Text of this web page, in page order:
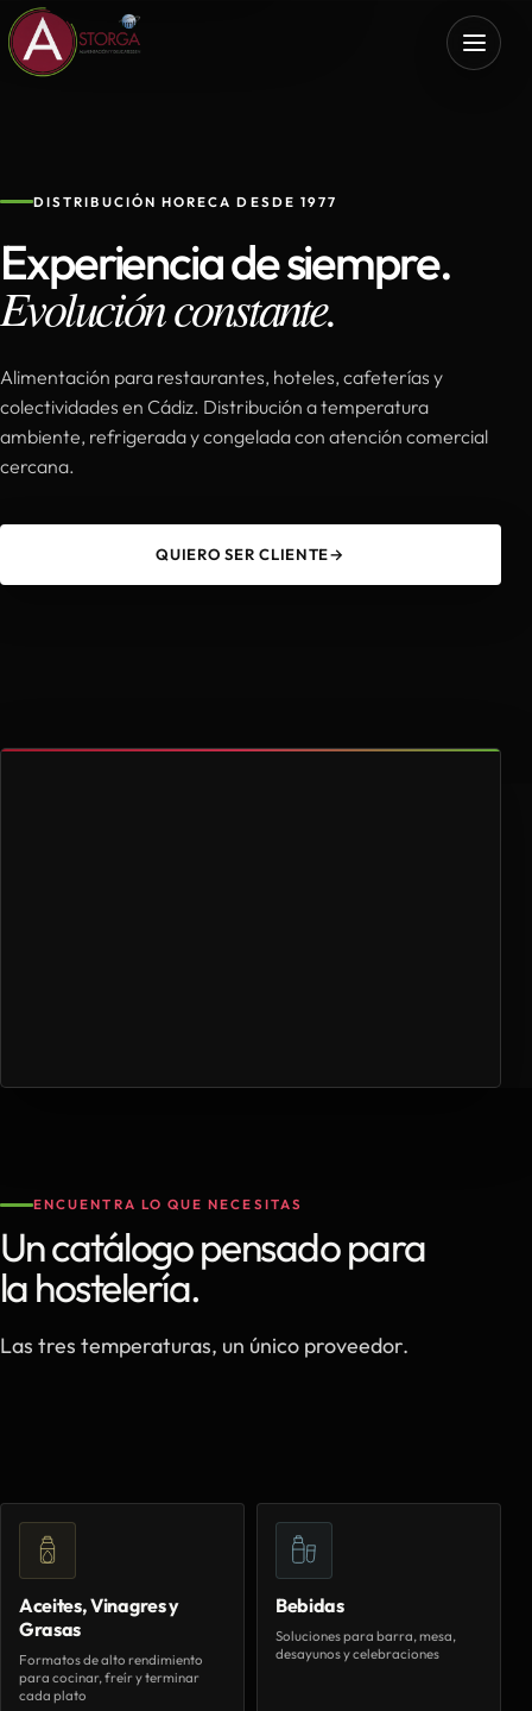
DISTRIBUCIÓN HORECA DESDE 1977
Experiencia de siempre.
Evolución constante.
Alimentación para restaurantes, hoteles, cafeterías y
colectividades en Cádiz. Distribución a temperatura
ambiente, refrigerada y congelada con atención comercial
cercana.
QUIERO SER CLIENTE→
ENCUENTRA LO QUE NECESITAS
Un catálogo pensado para
la hostelería.
Las tres temperaturas, un único proveedor.
Aceites, Vinagres y
Grasas
Formatos de alto rendimiento
para cocinar, freír y terminar
cada plato
Bebidas
Soluciones para barra, mesa,
desayunos y celebraciones